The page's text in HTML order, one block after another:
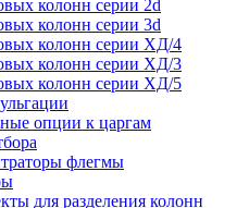
колонн серии 2d
колонн серии 3d
колонн серии ХД/4
колонн серии ХД/3
колонн серии ХД/5
опции к царгам
флегмы
для разделения колонн